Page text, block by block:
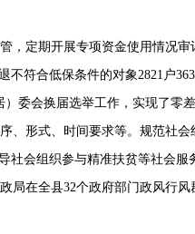
，定期开展专项资金使用情况
不符合低保条件的对象2821 户
委会换届选举工作，实现了零
、形式、时间要求等。规范社
社会组织参与精准扶贫等社会
局在全县32个政府部门政风行风